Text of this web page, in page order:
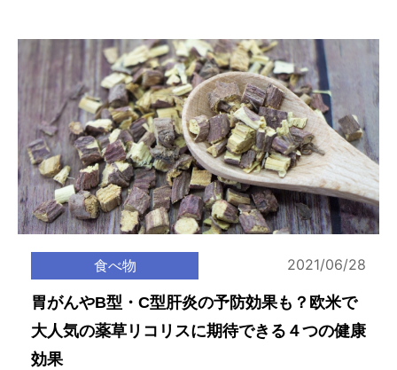
食べ物 2021/06/28
胃がんやB型・C型肝炎の予防効果も？欧米で
大人気の薬草リコリスに期待できる４つの健康
効果